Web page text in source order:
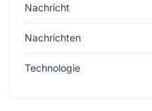
Nachricht
Nachrichten
Technologie